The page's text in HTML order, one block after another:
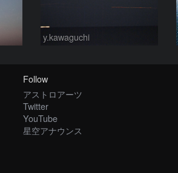
y.kawaguchi
Follow
アストロアーツ
Twitter
YouTube
星空アナウンス